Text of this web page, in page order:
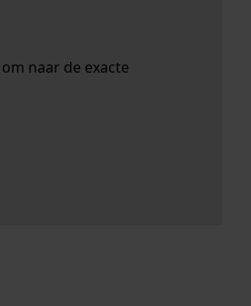
naar de exacte